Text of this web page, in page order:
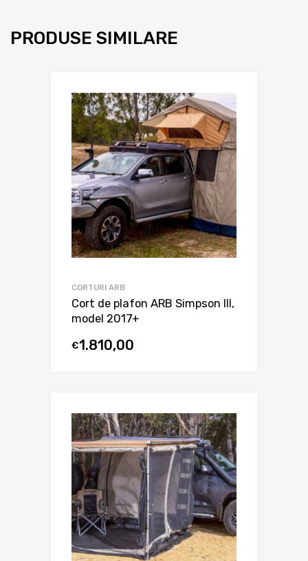
PRODUSE SIMILARE
CORTURI ARB
Cort de plafon ARB Simpson III,
model 2017+
€1.810,00